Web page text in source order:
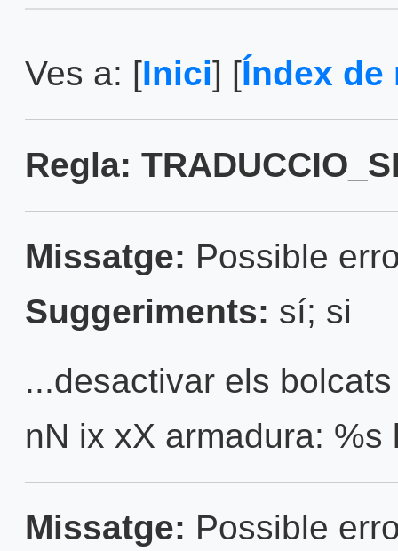
Ves a: [Inici] [Índex de
Regla:
Missatge: Possible
Suggeriments: sí; si
...desactivar els
nN ix xX armadura: %s
Missatge: Possible